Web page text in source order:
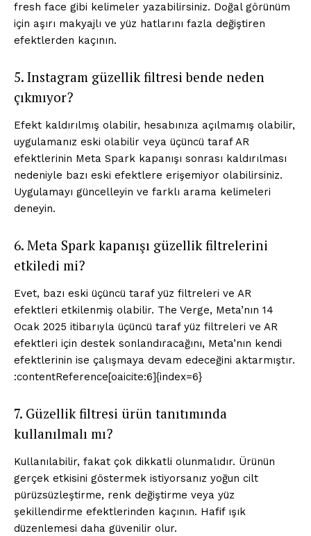
fresh face gibi kelimeler yazabilirsiniz. Doğal görünüm
için aşırı makyajlı ve yüz hatlarını fazla değiştiren
efektlerden kaçının.
5. Instagram güzellik filtresi bende neden
çıkmıyor?
Efekt kaldırılmış olabilir, hesabınıza açılmamış olabilir,
uygulamanız eski olabilir veya üçüncü taraf AR
efektlerinin Meta Spark kapanışı sonrası kaldırılması
nedeniyle bazı eski efektlere erişemiyor olabilirsiniz.
Uygulamayı güncelleyin ve farklı arama kelimeleri
deneyin.
6. Meta Spark kapanışı güzellik filtrelerini
etkiledi mi?
Evet, bazı eski üçüncü taraf yüz filtreleri ve AR
efektleri etkilenmiş olabilir. The Verge, Meta’nın 14
Ocak 2025 itibarıyla üçüncü taraf yüz filtreleri ve AR
efektleri için destek sonlandıracağını, Meta’nın kendi
efektlerinin ise çalışmaya devam edeceğini aktarmıştır.
:contentReference[oaicite:6]{index=6}
7. Güzellik filtresi ürün tanıtımında
kullanılmalı mı?
Kullanılabilir, fakat çok dikkatli olunmalıdır. Ürünün
gerçek etkisini göstermek istiyorsanız yoğun cilt
pürüzsüzleştirme, renk değiştirme veya yüz
şekillendirme efektlerinden kaçının. Hafif ışık
düzenlemesi daha güvenilir olur.